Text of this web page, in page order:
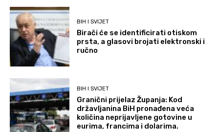
BIH I SVIJET
Birači će se identificirati otiskom
prsta, a glasovi brojati elektronski i
ručno
BIH I SVIJET
Granični prijelaz Županja: Kod
državljanina BiH pronađena veća
količina neprijavljene gotovine u
eurima, francima i dolarima.